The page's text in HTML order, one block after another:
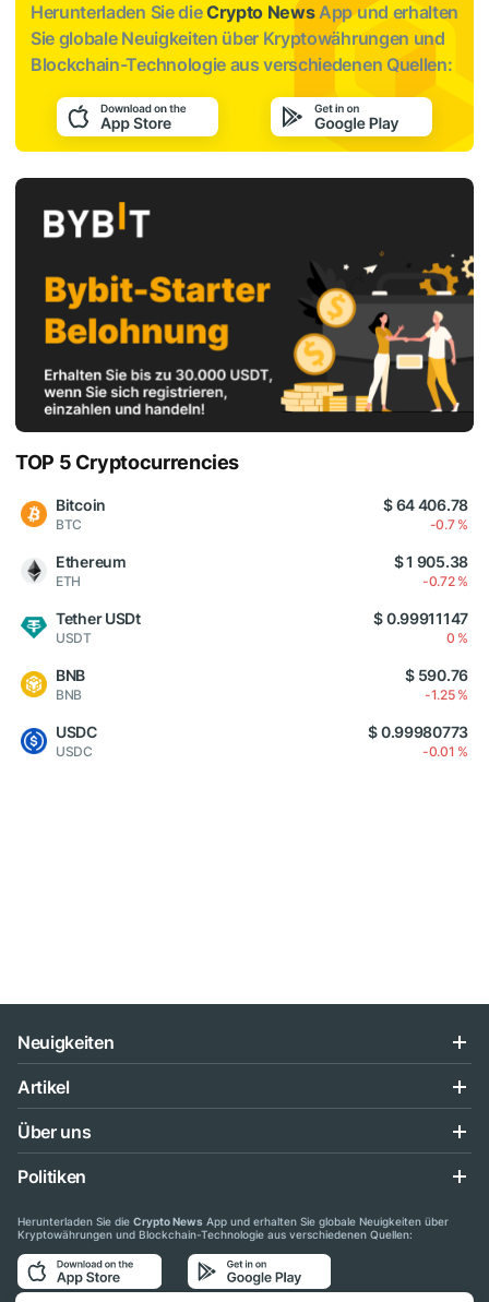
Herunterladen Sie dieCrypto NewsApp und erhalten
Sie globale Neuigkeiten über Kryptowährungen und
Blockchain-Technologie aus verschiedenen Quellen:
TOP 5 Cryptocurrencies
Bitcoin
BTC
$ 64 406.78
-0.7 %
Ethereum
ETH
$ 1 905.38
-0.72 %
Tether USDt
USDT
$ 0.99911147
0 %
BNB
BNB
$ 590.76
-1.25 %
USDC
USDC
$ 0.99980773
-0.01 %
Neuigkeiten
Artikel
Über uns
Politiken
Herunterladen Sie die Crypto News App und erhalten Sie globale Neuigkeiten über
Kryptowährungen und Blockchain-Technologie aus verschiedenen Quellen: